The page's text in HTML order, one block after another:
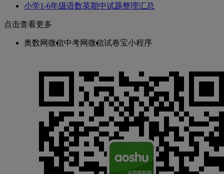
小学1-6年级语数英期中试题整理汇总
点击查看更多
奥数网微信中考网微信试卷宝小程序